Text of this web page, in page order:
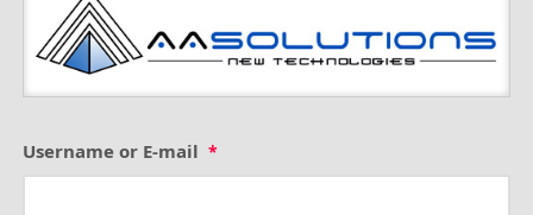
Username or E-mail *